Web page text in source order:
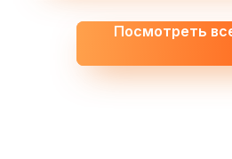
Посмотреть